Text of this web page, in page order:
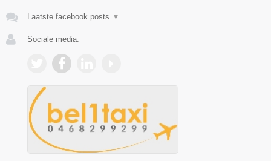
Laatste facebook posts ▼
Sociale media: